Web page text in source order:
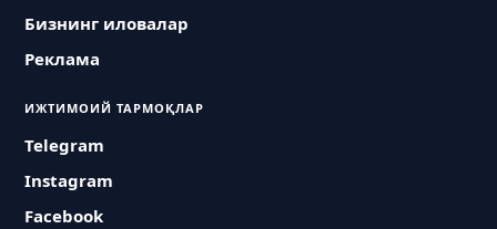
Бизнинг иловалар
Реклама
ИЖТИМОИЙ ТАРМОҚЛАР
Telegram
Instagram
Facebook